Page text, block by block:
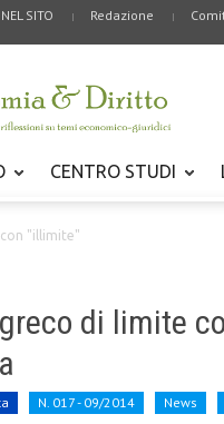
SITO Redazione
CENTRO STUDI
"illimite"
di limite
N. 017 - 09/2014 News